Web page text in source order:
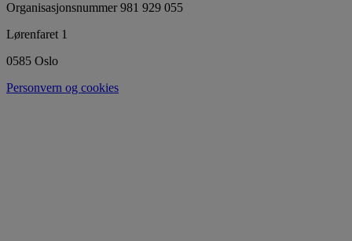
Organisasjonsnummer 981 929 055
Lørenfaret 1
0585 Oslo
Personvern og cookies